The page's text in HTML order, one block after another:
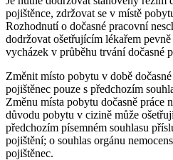
pojištěnce, zdržovat se v místě
Rozhodnutí o dočasné pracovní
dodržovat ošetřujícím lékařem
vycházek v průběhu trvání dočasné
Změnit místo pobytu v době
pojištěnec pouze s předchozím
Změnu místa pobytu dočasně práce
důvodu pobytu v cizině může
předchozím písemném souhlasu
pojištění; o souhlas orgánu
pojištěnec.